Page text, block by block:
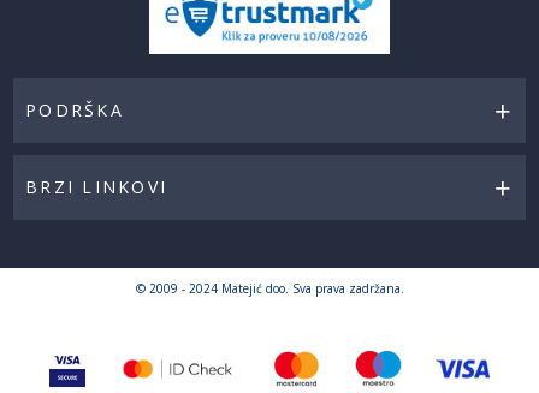
PODRŠKA
BRZI LINKOVI
© 2009 - 2024 Matejić doo. Sva prava zadržana.